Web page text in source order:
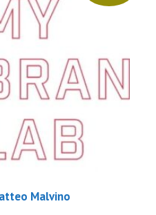
Malvino